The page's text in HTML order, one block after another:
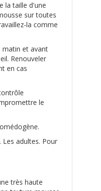
la taille d'une
sur toutes
la comme
matin et avant
Renouveler
en cas
le
Les adultes. Pour
très haute